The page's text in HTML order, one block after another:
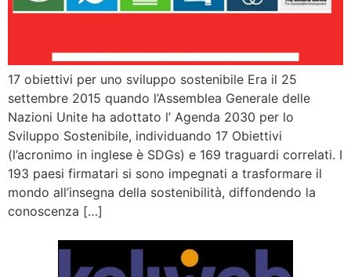
17 obiettivi per uno sviluppo sostenibile Era il 25
settembre 2015 quando l’Assemblea Generale delle
Nazioni Unite ha adottato l’ Agenda 2030 per lo
Sviluppo Sostenibile, individuando 17 Obiettivi
(l’acronimo in inglese è SDGs) e 169 traguardi correlati. I
193 paesi firmatari si sono impegnati a trasformare il
mondo all’insegna della sostenibilità, diffondendo la
conoscenza […]